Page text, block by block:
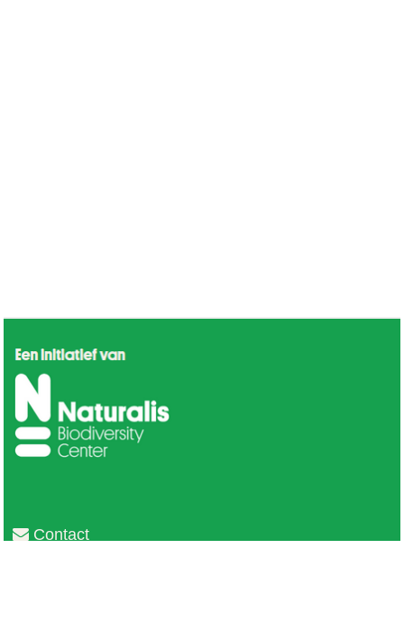
Contact